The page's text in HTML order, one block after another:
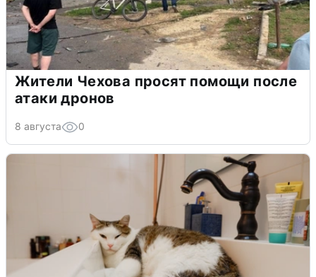
Жители Чехова просят помощи после
атаки дронов
8 августа 0